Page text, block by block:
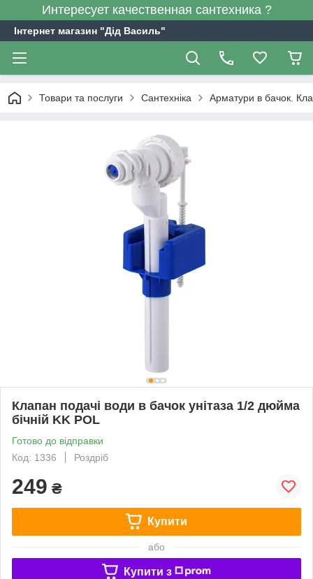
Интересует качественная сантехника ?
Інтернет магазин "Дід Василь"
Товари та послуги Сантехніка Арматури в бачок.
Клапан подачі води в бачок унітаза 1/2 дюйма
бічній KK POL
Готово до відправки
Код: 1336
Роздріб
249 ₴
Купити
або
Купити з